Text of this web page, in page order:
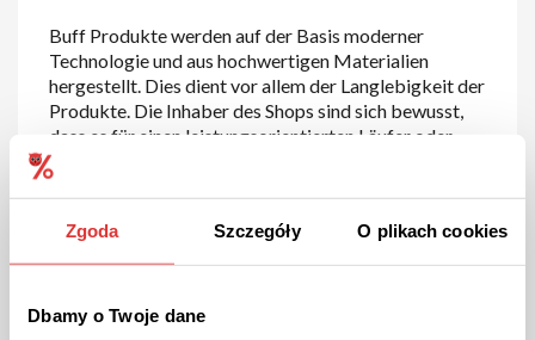
Zgoda Szczegóły O plikach cookies
Dbamy o Twoje dane
Buff Produkte werden auf der Basis moderner
Technologie und aus hochwertigen Materialien
hergestellt. Dies dient vor allem der Langlebigkeit der
Produkte. Die Inhaber des Shops sind sich bewusst,
dass es für einen leistungsorientierten Läufer oder
Radfahrer nichts Schlimmeres gibt als Sportzubehör,
das sich schnell abnutzt. Deshalb setzen sie auf hohe
Komfort für den Athleten.
dass das Sortiment natürlich nicht das billigste auf